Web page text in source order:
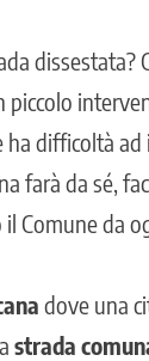
dissestata?
ha difficoltà
farà da sé,
Comune da
dove una
strada